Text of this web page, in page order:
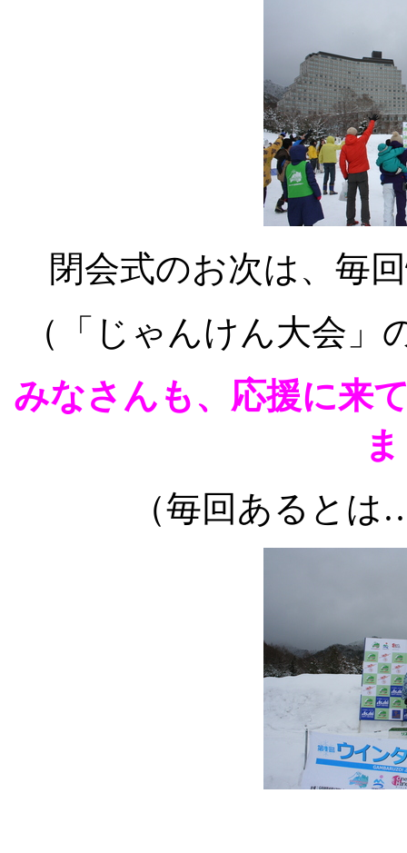
閉会式のお次は、毎
（「じゃんけん大会
みなさんも、応援に来
（毎回あると